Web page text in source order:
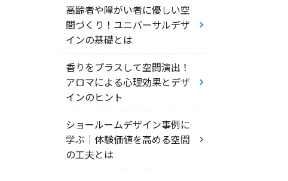
高齢者や障がい者に優しい空
間づくり！ユニバーサルデザ
インの基礎とは
香りをプラスして空間演出！
アロマによる心理効果とデザ
インのヒント
ショールームデザイン事例に
学ぶ｜体験価値を高める空間
の工夫とは